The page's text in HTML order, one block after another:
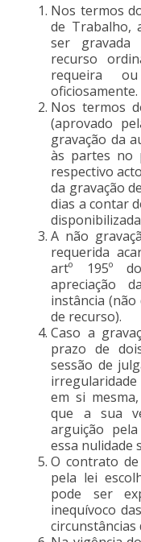
Nos termos
de Trabalho,
ser gravada
recurso
requeira
oficiosamente.
Nos termos
(aprovado
gravação da
às partes no
respectivo
da gravação
dias a contar
A não
requerida
artº 195º
apreciação
instância
de recurso).
Caso a
prazo de
sessão de
em si
que a sua
arguição
essa nulidade
O contrato
pela lei
pode ser
inequívoco
circunstâncias